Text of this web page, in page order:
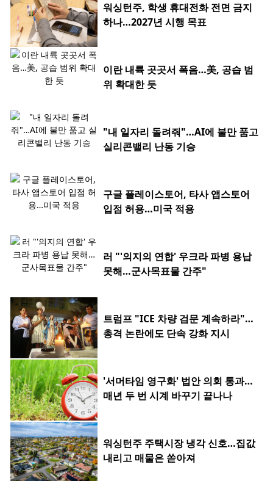
워싱턴주, 학생 휴대전화 전면 금지
하나…2027년 시행 목표
이란 내륙 곳곳서 폭음…美, 공습 범
위 확대한 듯
"내 일자리 돌려줘"…AI에 불만 품고
실리콘밸리 난동 기승
구글 플레이스토어, 타사 앱스토어
입점 허용…미국 적용
러 "'의지의 연합' 우크라 파병 용납
못해…군사목표물 간주"
트럼프 "ICE 차량 검문 계속하라"…
총격 논란에도 단속 강화 지시
'서머타임 영구화' 법안 의회 통과…
매년 두 번 시계 바꾸기 끝나나
워싱턴주 주택시장 냉각 신호…집값
내리고 매물은 쏟아져